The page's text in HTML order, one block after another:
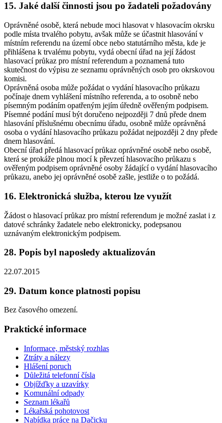
15. Jaké další činnosti jsou po žadateli požadovány
Oprávněné osobě, která nebude moci hlasovat v hlasovacím okrsku
podle místa trvalého pobytu, avšak může se účastnit hlasování v
místním referendu na území obce nebo statutárního města, kde je
přihlášena k trvalému pobytu, vydá obecní úřad na její žádost
hlasovací průkaz pro místní referendum a poznamená tuto
skutečnost do výpisu ze seznamu oprávněných osob pro okrskovou
komisi.
Oprávněná osoba může požádat o vydání hlasovacího průkazu
počínaje dnem vyhlášení místního referenda, a to osobně nebo
písemným podáním opatřeným jejím úředně ověřeným podpisem.
Písemné podání musí být doručeno nejpozději 7 dnů přede dnem
hlasování příslušnému obecnímu úřadu, osobně může oprávněná
osoba o vydání hlasovacího průkazu požádat nejpozději 2 dny přede
dnem hlasování.
Obecní úřad předá hlasovací průkaz oprávněné osobě nebo osobě,
která se prokáže plnou mocí k převzetí hlasovacího průkazu s
ověřeným podpisem oprávněné osoby žádající o vydání hlasovacího
průkazu, anebo jej oprávněné osobě zašle, jestliže o to požádá.
16. Elektronická služba, kterou lze využít
Žádost o hlasovací průkaz pro místní referendum je možné zaslat i z
datové schránky žadatele nebo elektronicky, podepsanou
uznávaným elektronickým podpisem.
28. Popis byl naposledy aktualizován
22.07.2015
29. Datum konce platnosti popisu
Bez časového omezení.
Praktické informace
Informace, městský rozhlas
Ztráty a nálezy
Hlášení poruch
Důležitá telefonní čísla
Objížďky a uzavírky
Komunální odpady
Seznam lékařů
Lékařská pohotovost
Nabídka práce na Dačicku